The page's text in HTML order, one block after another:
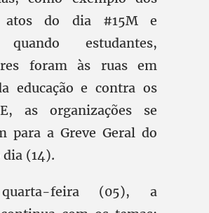
atos do dia #15M e
estudantes,
foram às ruas em
educação e contra os
as organizações se
para a Greve Geral do
(14).
feira (05), a